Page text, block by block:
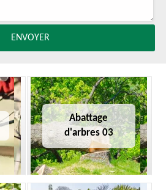
Abattage
d'arbres 03